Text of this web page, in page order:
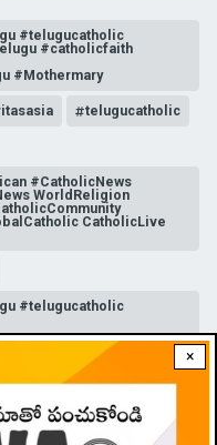
×
#telugucatholic
#catholicfaith
#Mothermary
telugucatholic
#CatholicNews
WorldReligion
CatholicLive
#telugucatholic
#telugucatholic
#rvatelugu
#christmas #messageof